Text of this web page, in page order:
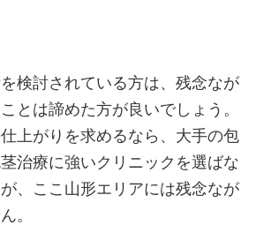
検討されている方は、残念なが
とは諦めた方が良いでしょう。
上がりを求めるなら、大手の包
治療に強いクリニックを選ばな
、ここ山形エリアには残念なが
。